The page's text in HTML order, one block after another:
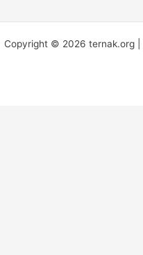
Copyright © 2026 ternak.org |